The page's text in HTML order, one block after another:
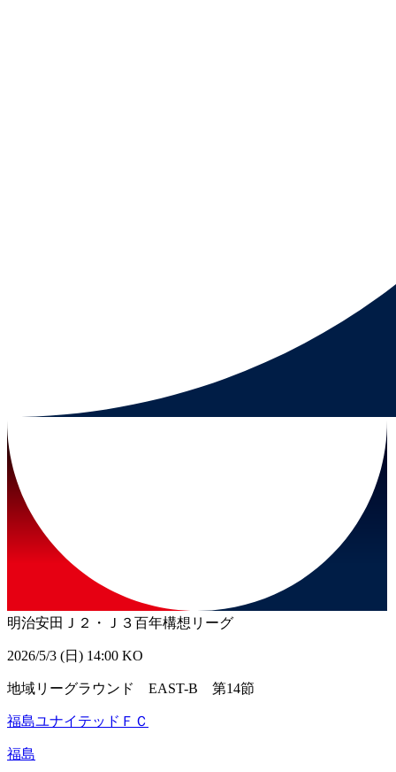
明治安田Ｊ２・Ｊ３百年構想リーグ
2026/5/3 (日) 14:00 KO
地域リーグラウンド EAST-B 第14節
福島ユナイテッドＦＣ
福島